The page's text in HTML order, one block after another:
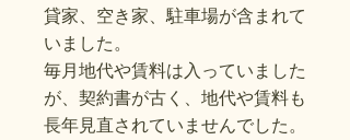
貸家、空き家、駐車場が含まれて
いました。
毎月地代や賃料は入っていました
が、契約書が古く、地代や賃料も
長年見直されていませんでした。